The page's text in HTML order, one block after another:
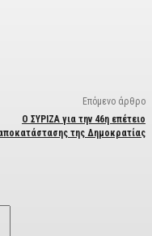
Επόμενο άρθρο
Ο ΣΥΡΙΖΑ για την 46η επέτειο
της Δημοκρατίας